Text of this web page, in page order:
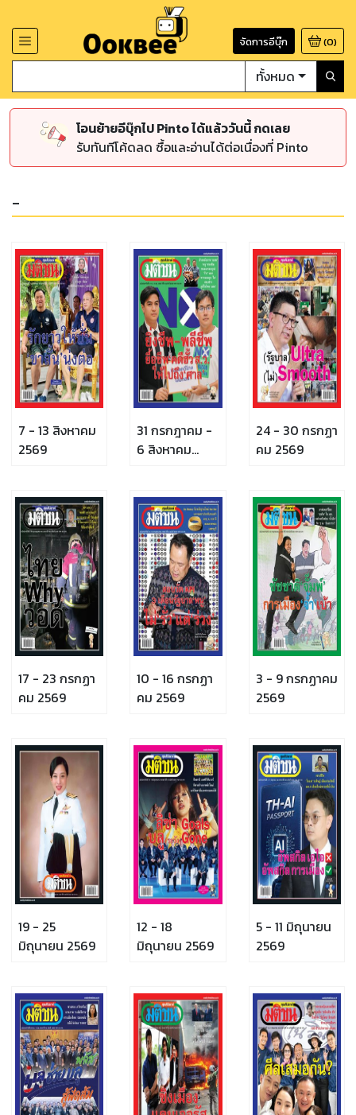
จัดการอีบุ๊ก (0)
ทั้งหมด
โอนย้ายอีบุ๊กไป Pinto ได้แล้ววันนี้ กดเลย
รับทันทีโค้ดลด ซื้อและอ่านได้ต่อเนื่องที่ Pinto
-
7 - 13 สิงหาคม
2569
31 กรกฎาคม -
6 สิงหาคม
24 - 30 กรกฏา
คม 2569
17 - 23 กรกฏา
คม 2569
10 - 16 กรกฏา
คม 2569
3 - 9 กรกฏาคม
2569
19 - 25
มิถุนายน 2569
12 - 18
มิถุนายน 2569
5 - 11 มิถุนายน
2569